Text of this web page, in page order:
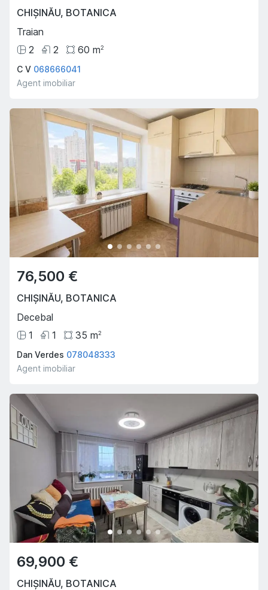
CHIȘINĂU, BOTANICA
Traian
2
2 60 m2
C V 068666041
Agent imobiliar
76,500 €
CHIȘINĂU, BOTANICA
Decebal
1
1 35 m2
Dan Verdes 078048333
Agent imobiliar
69,900 €
CHIȘINĂU, BOTANICA